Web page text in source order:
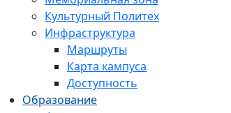
Культурный Политех
Инфраструктура
Маршруты
Карта кампуса
Доступность
Образование